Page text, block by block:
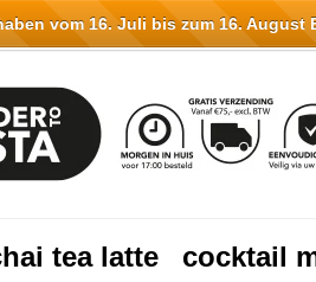
tea latte cocktail
vom 16. Juli bis zum 16. August